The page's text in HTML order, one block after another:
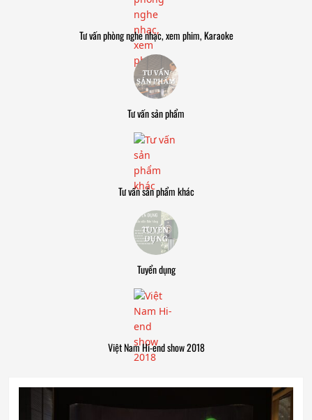
Tư vấn phòng nghe nhạc, xem phim, Karaoke
Tư vấn sản phẩm
Tư vấn sản phẩm khác
Tuyển dụng
Việt Nam Hi-end show 2018